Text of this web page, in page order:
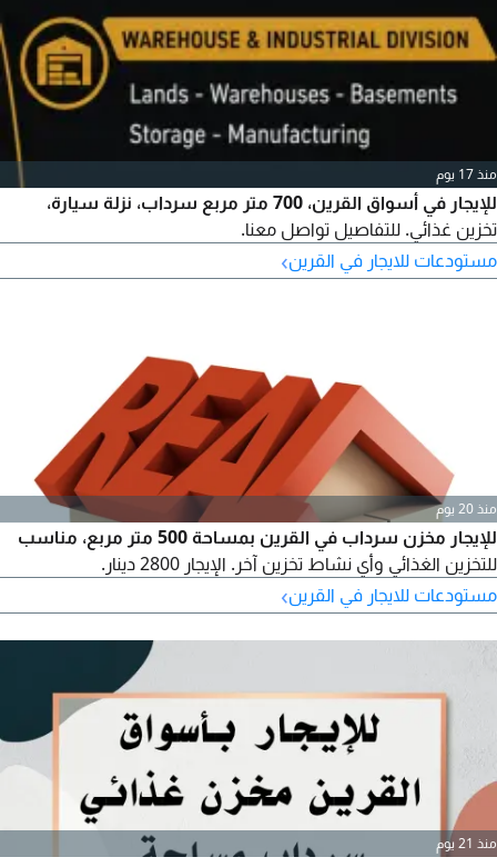
منذ 17 يوم
للإيجار في أسواق القرين، 700 متر مربع سرداب، نزلة سيارة،
تخزين غذائي. للتفاصيل تواصل معنا.
مستودعات للايجار في القرين›
منذ 20 يوم
للإيجار مخزن سرداب في القرين بمساحة 500 متر مربع، مناسب
للتخزين الغذائي وأي نشاط تخزين آخر. الإيجار 2800 دينار.
مستودعات للايجار في القرين›
منذ 21 يوم